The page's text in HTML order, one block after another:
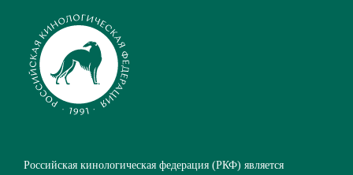
Российская кинологическая федерация (РКФ) является